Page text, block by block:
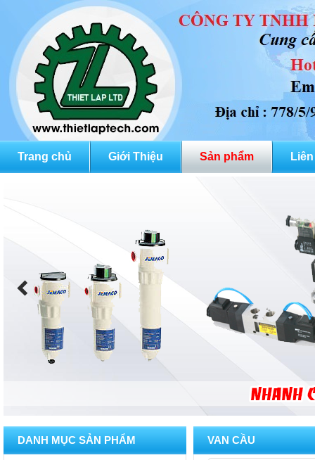
Trang chủ Giới Thiệu Sản phẩm
DANH MỤC SẢN PHẨM VAN CẦU